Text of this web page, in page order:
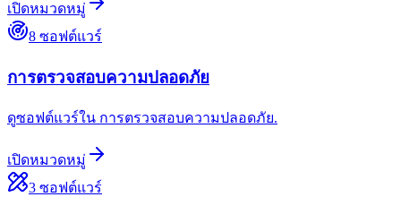
เปิดหมวดหมู่
8 ซอฟต์แวร์
การตรวจสอบความปลอดภัย
ดูซอฟต์แวร์ใน การตรวจสอบความปลอดภัย.
เปิดหมวดหมู่
3 ซอฟต์แวร์